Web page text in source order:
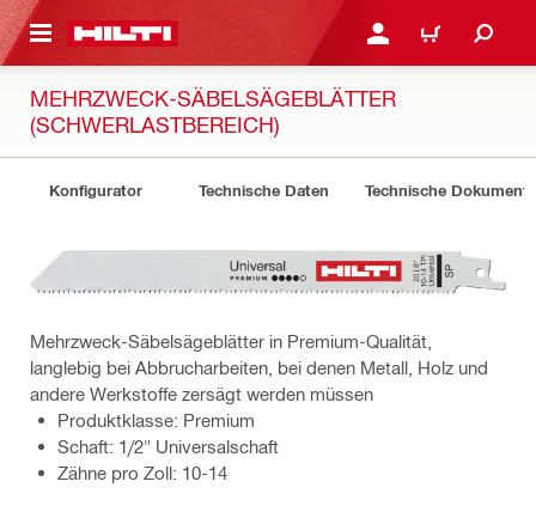
ANMELDEN ODER
WARENKORB
MEHRZWECK-SÄBELSÄGEBLÄTTER
(SCHWERLASTBEREICH)
Konfigurator Technische Daten Technische Dokumente
Mehrzweck-Säbelsägeblätter in Premium-Qualität,
langlebig bei Abbrucharbeiten, bei denen Metall, Holz und
andere Werkstoffe zersägt werden müssen
Produktklasse: Premium
Schaft: 1/2" Universalschaft
Zähne pro Zoll: 10-14